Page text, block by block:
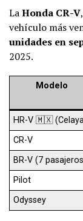
LaHonda CR-V
vehículo más
unidades en
2025.
Modelo
HR-V 🇲🇽
CR-V
BR-V (7
Pilot
Odyssey